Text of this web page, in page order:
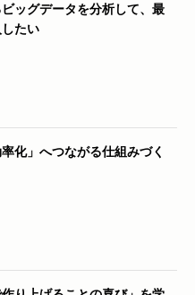
ッグデータを分析して、最
たい
率化」へつながる仕組みづく